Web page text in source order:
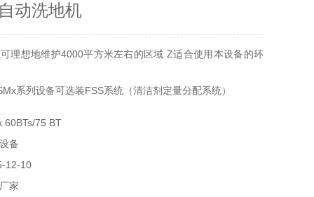
动洗地机
理想地维护4000平方米左右的区域 Z适合使用本设备的环
系列设备可选装FSS系统（清洁剂定量分配系统）
60BTs/75 BT
备
12-10
家